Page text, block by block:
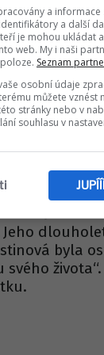
Wembley a
kontakt s
navždy
se však
psal i
Kensington
inspirací
stále
byla
života“.
a informace
a další
je mohou ukládat
web. My i naši
Seznam
osobní údaje
můžete vznést
stránky nebo v
souhlasu v